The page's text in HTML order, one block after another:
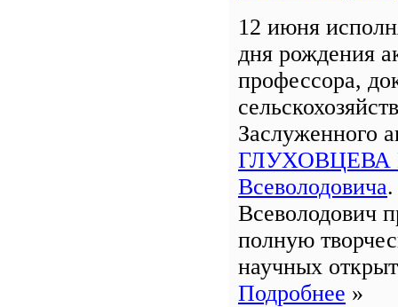
12 июня
дня рождения
профессора,
Заслуженного
ГЛУХОВЦЕВА
Всеволодовича
Всеволодович
полную
научных
Подробнее »